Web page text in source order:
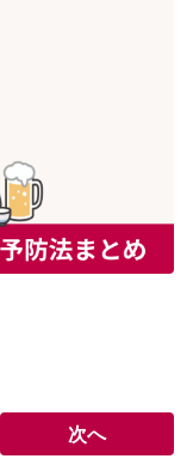
次へ